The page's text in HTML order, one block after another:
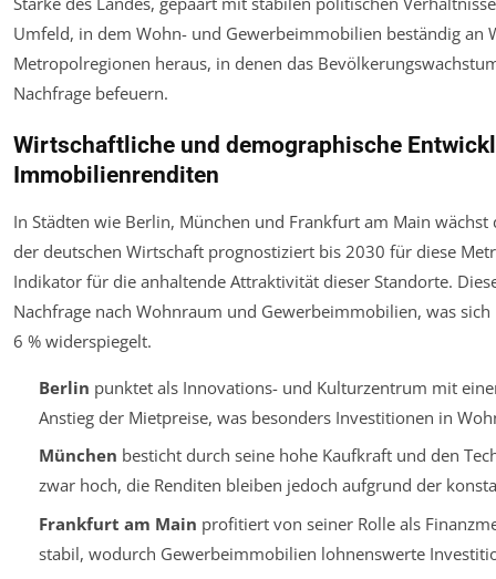
Umfeld, in dem Wohn- und Gewerbeimmobilien beständig an
Metropolregionen heraus, in denen das
Nachfrage befeuern.
Wirtschaftliche und demographische
Immobilienrenditen
In Städten wie Berlin, München und Frankfurt am Main
der deutschen Wirtschaft prognostiziert bis 2030 für diese
Indikator für die anhaltende Attraktivität dieser Standorte.
Nachfrage nach Wohnraum und Gewerbeimmobilien, was
6 % widerspiegelt.
Berlin punktet als Innovations- und Kulturzentrum mit
Anstieg der Mietpreise, was besonders Investitionen in
München besticht durch seine hohe Kaufkraft und den
zwar hoch, die Renditen bleiben jedoch aufgrund der
Frankfurt am Main profitiert von seiner Rolle als
stabil, wodurch Gewerbeimmobilien lohnenswerte